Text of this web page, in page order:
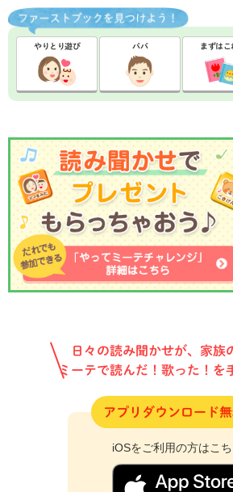
やりとり遊び パパ まずはこ
日々の読み聞かせが、家
ミーテで読んだ！歌った！を
アプリダウンロード無
iOSをご利用の方はこち